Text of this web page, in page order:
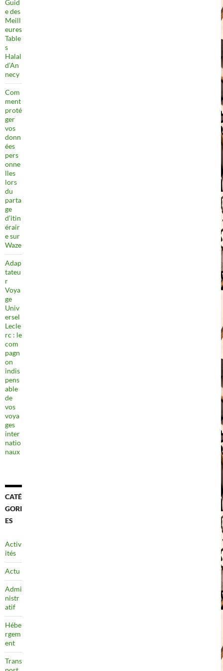
Guid
e des
Meill
eures
Table
s
Halal
d’An
necy
Com
ment
proté
ger
vos
donn
ées
pers
onne
lles
lors
du
parta
ge
d’itin
érair
e sur
Waze
Adap
tateu
r
Voya
ge
Univ
ersel
Lecle
rc : le
com
pagn
on
indis
pens
able
de
vos
voya
ges
inter
natio
naux
CATÉ
GORI
ES
Activ
ités
Actu
Admi
nistr
atif
Hébe
rgem
ent
Trans